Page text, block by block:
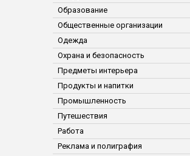
Образование
Общественные организации
Одежда
Охрана и безопасность
Предметы интерьера
Продукты и напитки
Промышленность
Путешествия
Работа
Реклама и полиграфия